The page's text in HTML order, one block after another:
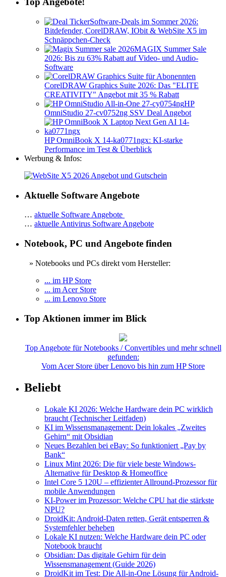
Software-Deals im Sommer 2026:
Bitdefender, CorelDRAW, IObit & WebSite X5 im
Schnäppchen-Check
MAGIX Summer Sale
2026: Bis zu 63% Rabatt auf Video- und Audio-
Software
CorelDRAW Graphics Suite 2026: Das "ELITE
CREATIVITY" Angebot mit 35 % Rabatt
HP
OmniStudio 27-cv0752ng SSV Deal Angebot
HP OmniBook X 14-ka0771ngx: KI-starke
Performance im Test & Überblick
Werbung & Infos:
Aktuelle Software Angebote
… aktuelle Software Angebote
… aktuelle Antivirus Software Angebote
Notebook, PC und Angebote finden
» Notebooks und PCs direkt vom Hersteller:
... im HP Store
... im Acer Store
... im Lenovo Store
Top Aktionen immer im Blick
Top Angebote für Notebooks / Convertibles und mehr schnell
gefunden:
Vom Acer Store über Lenovo bis hin zum HP Store
Beliebt
Lokale KI 2026: Welche Hardware dein PC wirklich
braucht (Technischer Leitfaden)
KI im Wissensmanagement: Dein lokales „Zweites
Gehirn“ mit Obsidian
Neues Bezahlen bei eBay: So funktioniert „Pay by
Bank“
Linux Mint 2026: Die für viele beste Windows-
Alternative für Desktop & Homeoffice
Intel Core 5 120U – effizienter Allround-Prozessor für
mobile Anwendungen
KI-Power im Prozessor: Welche CPU hat die stärkste
NPU?
DroidKit: Android-Daten retten, Gerät entsperren &
Systemfehler beheben
Lokale KI nutzen: Welche Hardware dein PC oder
Notebook braucht
Obsidian: Das digitale Gehirn für dein
Wissensmanagement (Guide 2026)
DroidKit im Test: Die All-in-One Lösung für Android-